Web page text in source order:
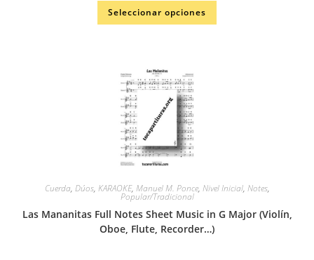
Seleccionar opciones
Cuerda, Dúos, KARAOKE, Manuel M. Ponce, Nivel Inicial, Notes,
Popular/Tradicional
Las Mananitas Full Notes Sheet Music in G Major (Violín,
Oboe, Flute, Recorder…)